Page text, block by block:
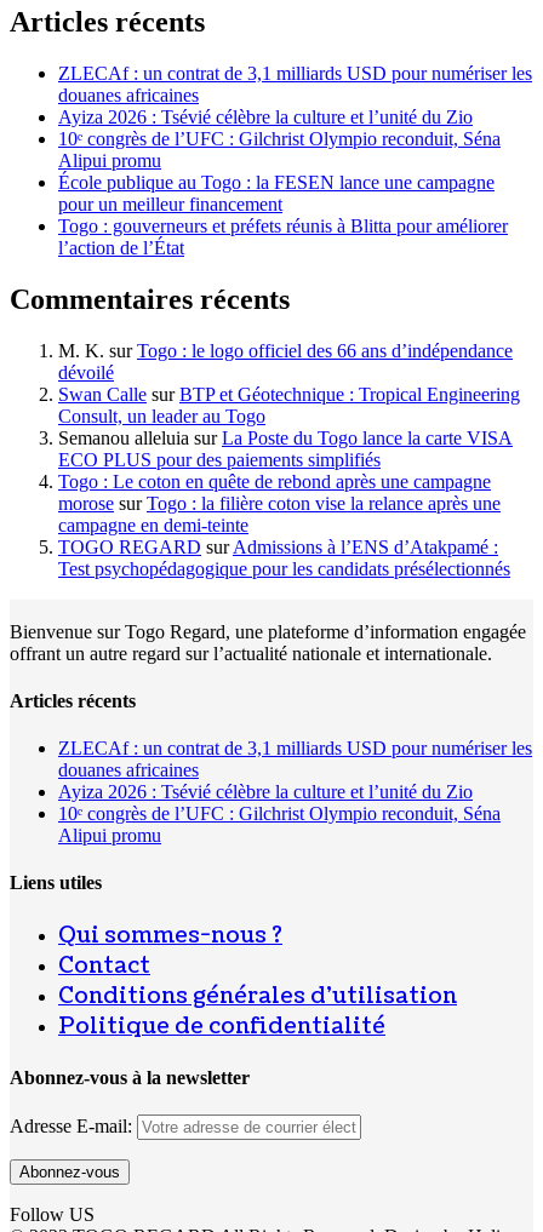
Articles récents
ZLECAf : un contrat de 3,1 milliards USD pour numériser les
douanes africaines
Ayiza 2026 : Tsévié célèbre la culture et l’unité du Zio
10ᵉ congrès de l’UFC : Gilchrist Olympio reconduit, Séna
Alipui promu
École publique au Togo : la FESEN lance une campagne
pour un meilleur financement
Togo : gouverneurs et préfets réunis à Blitta pour améliorer
l’action de l’État
Commentaires récents
M. K. surTogo : le logo officiel des 66 ans d’indépendance
dévoilé
Swan Calle surBTP et Géotechnique : Tropical Engineering
Consult, un leader au Togo
Semanou alleluia surLa Poste du Togo lance la carte VISA
ECO PLUS pour des paiements simplifiés
Togo : Le coton en quête de rebond après une campagne
morose surTogo : la filière coton vise la relance après une
campagne en demi-teinte
TOGO REGARD surAdmissions à l’ENS d’Atakpamé :
Test psychopédagogique pour les candidats présélectionnés
Bienvenue sur Togo Regard, une plateforme d’information engagée
offrant un autre regard sur l’actualité nationale et internationale.
Articles récents
ZLECAf : un contrat de 3,1 milliards USD pour numériser les
douanes africaines
Ayiza 2026 : Tsévié célèbre la culture et l’unité du Zio
10ᵉ congrès de l’UFC : Gilchrist Olympio reconduit, Séna
Alipui promu
Liens utiles
Qui sommes-nous ?
Contact
Conditions générales d’utilisation
Politique de confidentialité
Abonnez-vous à la newsletter
Adresse E-mail:
Follow US